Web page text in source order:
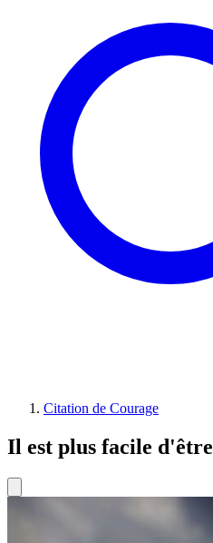
Citation de Courage
Il est plus facile